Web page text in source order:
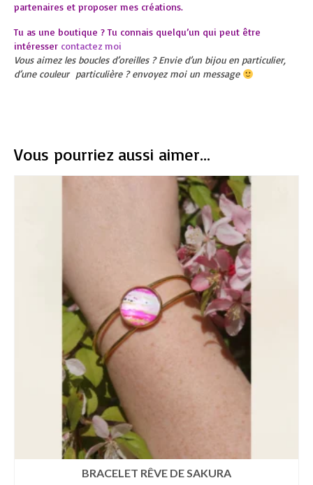
partenaires et proposer mes créations.
Tu as une boutique ? Tu connais quelqu’un qui peut être
intéresser contactez moi
Vous aimez les boucles d’oreilles ? Envie d’un bijou en particulier,
d’une couleur particulière ? envoyez moi un message
Vous pourriez aussi aimer...
BRACELET RÊVE DE SAKURA